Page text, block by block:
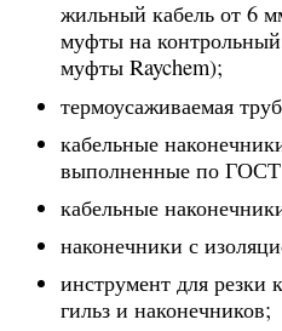
жильный кабель от 6
муфты на
муфты Raychem);
термоусаживаемая
кабельные
выполненные по
кабельные
наконечники с
инструмент для резки
гильз и наконечников;